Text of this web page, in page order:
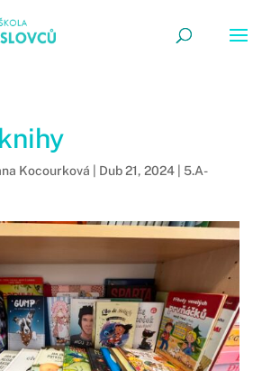
Kocourková Dub 21, 2024| 5.A-